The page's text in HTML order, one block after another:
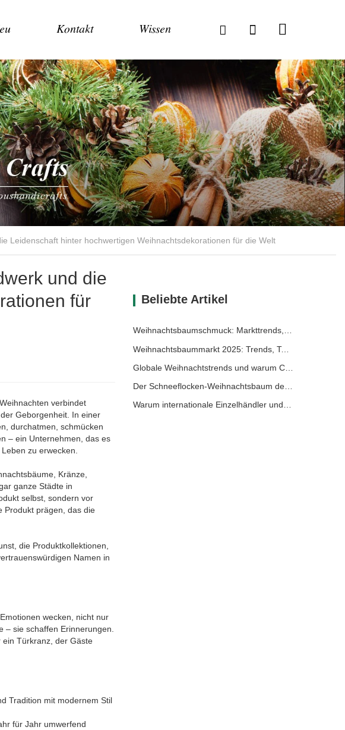
Kontakt Wissen
Leidenschaft hinter hochwertigen Weihnachtsdekorationen für die Welt
und die
für
verbindet
Geborgenheit. In einer
durchatmen, schmücken
– ein Unternehmen, das es
zu erwecken.
Kränze,
ganze Städte in
selbst, sondern vor
Produkt prägen, das die
die Produktkollektionen,
Namen in
wecken, nicht nur
sie schaffen Erinnerungen.
Türkranz, der Gäste
Tradition mit modernem Stil
für Jahr umwerfend
Beliebte Artikel
Weihnachtsbaumschmuck: Markttrends, Einblicke in die Lieferkette und Beschaffungsleitfaden 2025
Weihnachtsbaummarkt 2025: Trends, Technologien und Beschaffungsleitfaden für B2B-Einkäufer
Warum internationale Einzelhändler und Importeure Christmas Queen wählen: Ein umfassender B2B-Leitfaden für die Beschaffung von Weihnachtsdekoration